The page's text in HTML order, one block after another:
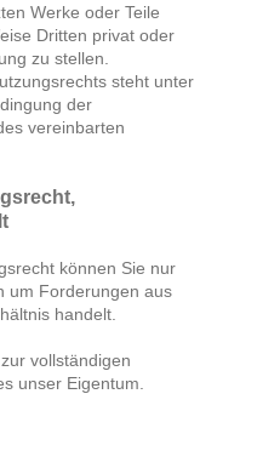
Werke oder Teile
Dritten privat oder
zu stellen.
steht unter
der
vereinbarten
,
können Sie nur
um Forderungen aus
handelt.
vollständigen
unser Eigentum.